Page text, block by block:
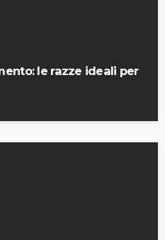
le razze ideali per